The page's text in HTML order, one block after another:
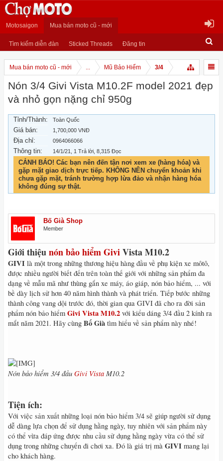
Motosaigon Mua bán moto cũ - mới
Tìm kiếm diễn đàn Sticked Threads Đăng tin
Mua bán moto cũ - mới ... Mũ Bảo Hiểm 3/4
Nón 3/4 Givi Vista M10.2F model 2021 đẹp
và nhỏ gọn nặng chỉ 950g
Tỉnh/Thành: Toàn Quốc
Giá bán: 1,700,000 VNĐ
Địa chỉ: 0964066066
Thông tin: 14/1/21 , 1 Trả lời, 8,315 Đọc
CẢNH BÁO! Các bạn nên đến tận nơi xem xe (hàng hóa) và
gặp mặt giao dịch trực tiếp. KHÔNG NÊN chuyển khoản khi
chưa gặp mặt, tránh trường hợp lừa đảo và nhận hàng hóa
không đúng sự thật.
Bố Già Shop
Member
Giới thiệunón bảo hiểm GiviVista M10.2
GIVI là một trong những thương hiệu hàng đầu về phụ kiện xe môtô,
được nhiều người biết đến trên toàn thế giới với những sản phẩm đa
dạng về mẫu mã như thùng gắn xe máy, áo giáp, nón bảo hiểm, ... với
bề dày lịch sử hơn 40 năm hình thành và phát triển. Tiếp bước những
thành công vang dội trước đó, thời gian qua GIVI đã cho ra đời sản
phẩm nón bảo hiểm Givi Vista M10.2 với kiểu dáng 3/4 đầu 2 kính ra
mắt năm 2021. Hãy cùng Bố Già tìm hiểu về sản phẩm này nhé!
Nón bảo hiểm 3/4 đầu Givi Vista M10.2
Tiện ích:
Với việc sản xuất những loại nón bảo hiểm 3/4 sẽ giúp người sử dụng
dễ dàng lựa chọn để sử dụng hằng ngày, tuy nhiên với sản phẩm này
có thể vừa đáp ứng được nhu cầu sử dụng hằng ngày vừa có thể sử
dụng trong những chuyến đi chơi xa. Đó là giá trị mà GIVI mang lại
cho khách hàng.